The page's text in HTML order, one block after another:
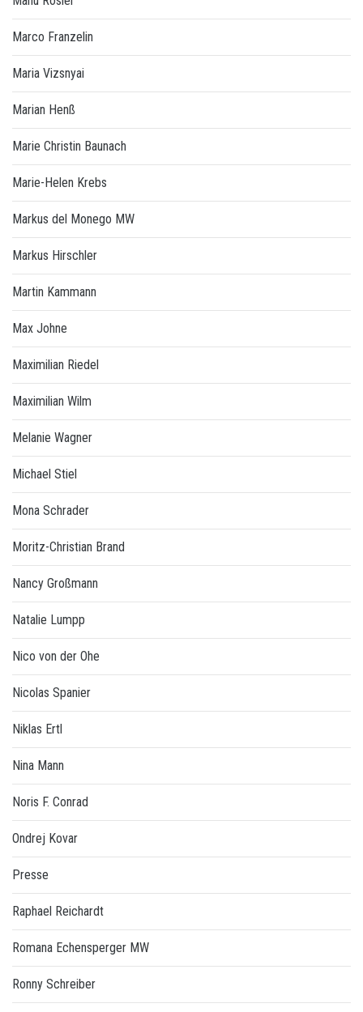
Marco Franzelin
Maria Vizsnyai
Marian Henß
Marie Christin Baunach
Marie-Helen Krebs
Markus del Monego MW
Markus Hirschler
Martin Kammann
Max Johne
Maximilian Riedel
Maximilian Wilm
Melanie Wagner
Michael Stiel
Mona Schrader
Moritz-Christian Brand
Nancy Großmann
Natalie Lumpp
Nico von der Ohe
Nicolas Spanier
Niklas Ertl
Nina Mann
Noris F. Conrad
Ondrej Kovar
Presse
Raphael Reichardt
Romana Echensperger MW
Ronny Schreiber